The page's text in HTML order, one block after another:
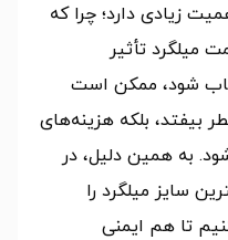
زیادی دارد؛ چرا که
میلگرد تأثیر
شود، ممکن است
بیفتد، بلکه هزینه‌های
به همین دلیل، در
سایز میلگرد را
تا هم ایمنی